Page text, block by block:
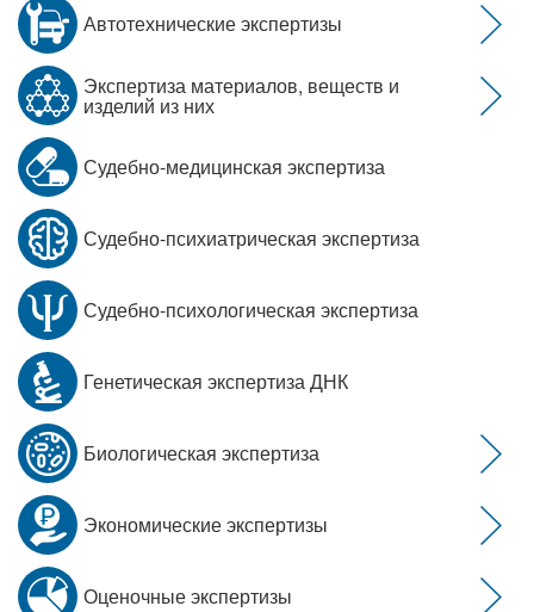
Автотехнические экспертизы
Экспертиза материалов, веществ и
изделий из них
Судебно-медицинская экспертиза
Судебно-психиатрическая экспертиза
Судебно-психологическая экспертиза
Генетическая экспертиза ДНК
Биологическая экспертиза
Экономические экспертизы
Оценочные экспертизы